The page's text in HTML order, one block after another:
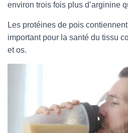
environ trois fois plus d’arginine
Les protéines de pois
important pour la santé du tissu
et os.